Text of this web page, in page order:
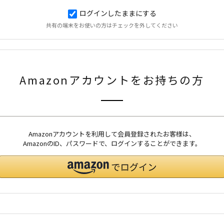
ログインしたままにする
共有の端末をお使いの方はチェックを外してください
Amazonアカウントをお持ちの方
Amazonアカウントを利用して会員登録されたお客様は、
AmazonのID、パスワードで、ログインすることができます。